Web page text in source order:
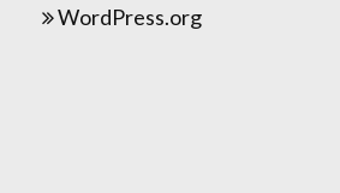
WordPress.org